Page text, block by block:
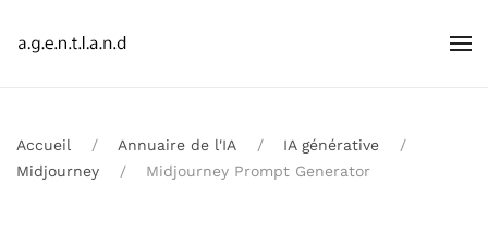
Accueil Annuaire de l'IA
IA générative
Midjourney
Midjourney Prompt Generator